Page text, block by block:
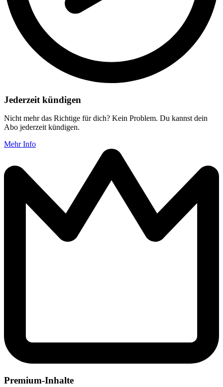
Jederzeit kündigen
Nicht mehr das Richtige für dich? Kein Problem. Du kannst dein
Abo jederzeit kündigen.
Mehr Info
Premium-Inhalte